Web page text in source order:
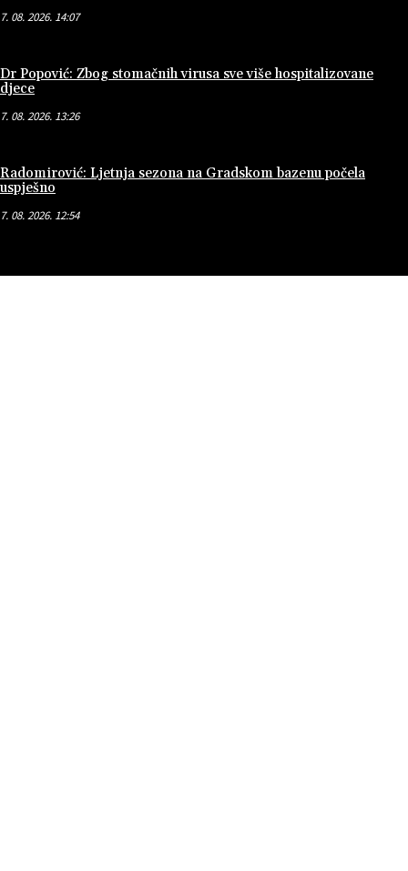
7. 08. 2026. 14:07
Dr Popović: Zbog stomačnih virusa sve više hospitalizovane
djece
7. 08. 2026. 13:26
Radomirović: Ljetnja sezona na Gradskom bazenu počela
uspješno
7. 08. 2026. 12:54